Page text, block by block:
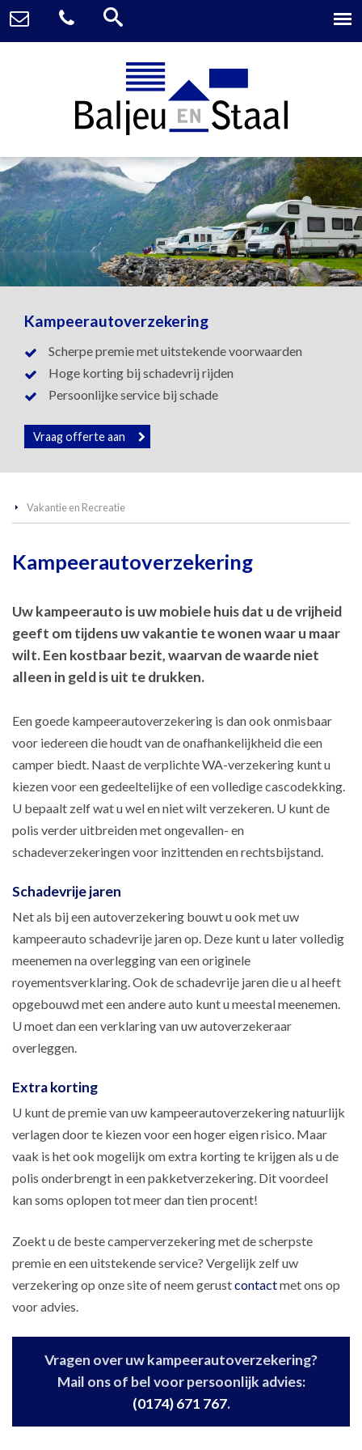
Kampeerautoverzekering
Scherpe premie met uitstekende voorwaarden
Hoge korting bij schadevrij rijden
Persoonlijke service bij schade
Vraag offerte aan
Vakantie en Recreatie
Kampeerautoverzekering
Uw kampeerauto is uw mobiele huis dat u de vrijheid
geeft om tijdens uw vakantie te wonen waar u maar
wilt. Een kostbaar bezit, waarvan de waarde niet
alleen in geld is uit te drukken.
Een goede kampeerautoverzekering is dan ook onmisbaar
voor iedereen die houdt van de onafhankelijkheid die een
camper biedt. Naast de verplichte WA-verzekering kunt u
kiezen voor een gedeeltelijke of een volledige cascodekking.
U bepaalt zelf wat u wel en niet wilt verzekeren. U kunt de
polis verder uitbreiden met ongevallen- en
schadeverzekeringen voor inzittenden en rechtsbijstand.
Schadevrije jaren
Net als bij een autoverzekering bouwt u ook met uw
kampeerauto schadevrije jaren op. Deze kunt u later volledig
meenemen na overlegging van een originele
royementsverklaring. Ook de schadevrije jaren die u al heeft
opgebouwd met een andere auto kunt u meestal meenemen.
U moet dan een verklaring van uw autoverzekeraar
overleggen.
Extra korting
U kunt de premie van uw kampeerautoverzekering natuurlijk
verlagen door te kiezen voor een hoger eigen risico. Maar
vaak is het ook mogelijk om extra korting te krijgen als u de
polis onderbrengt in een pakketverzekering. Dit voordeel
kan soms oplopen tot meer dan tien procent!
Zoekt u de beste camperverzekering met de scherpste
premie en een uitstekende service? Vergelijk zelf uw
verzekering op onze site of neem gerustcontactmet ons op
voor advies.
Vragen over uw kampeerautoverzekering?
Mail ons of bel voor persoonlijk advies:
(0174) 671 767.